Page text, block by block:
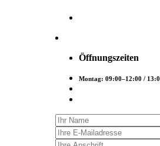
Öffnungszeiten
Montag: 09:00–12:00 /